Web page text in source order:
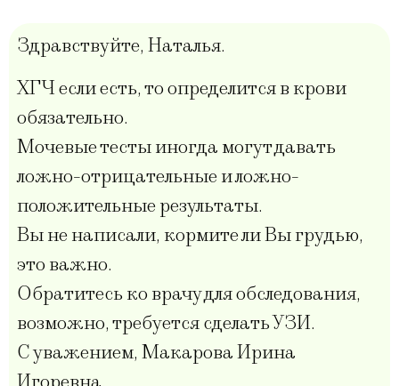
Здравствуйте, Наталья.
ХГЧ если есть, то определится в крови
обязательно.
Мочевые тесты иногда могут давать
ложно-отрицательные и ложно-
положительные результаты.
Вы не написали, кормите ли Вы грудью,
это важно.
Обратитесь ко врачу для обследования,
возможно, требуется сделать УЗИ.
С уважением, Макарова Ирина